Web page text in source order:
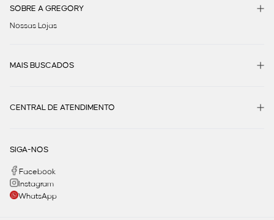
SOBRE A GREGORY
Nossas Lojas
MAIS BUSCADOS
CENTRAL DE ATENDIMENTO
SIGA-NOS
Facebook
Instagram
WhatsApp